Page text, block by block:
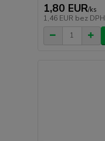
1,80 EUR/ks
1,46 EUR bez DPH